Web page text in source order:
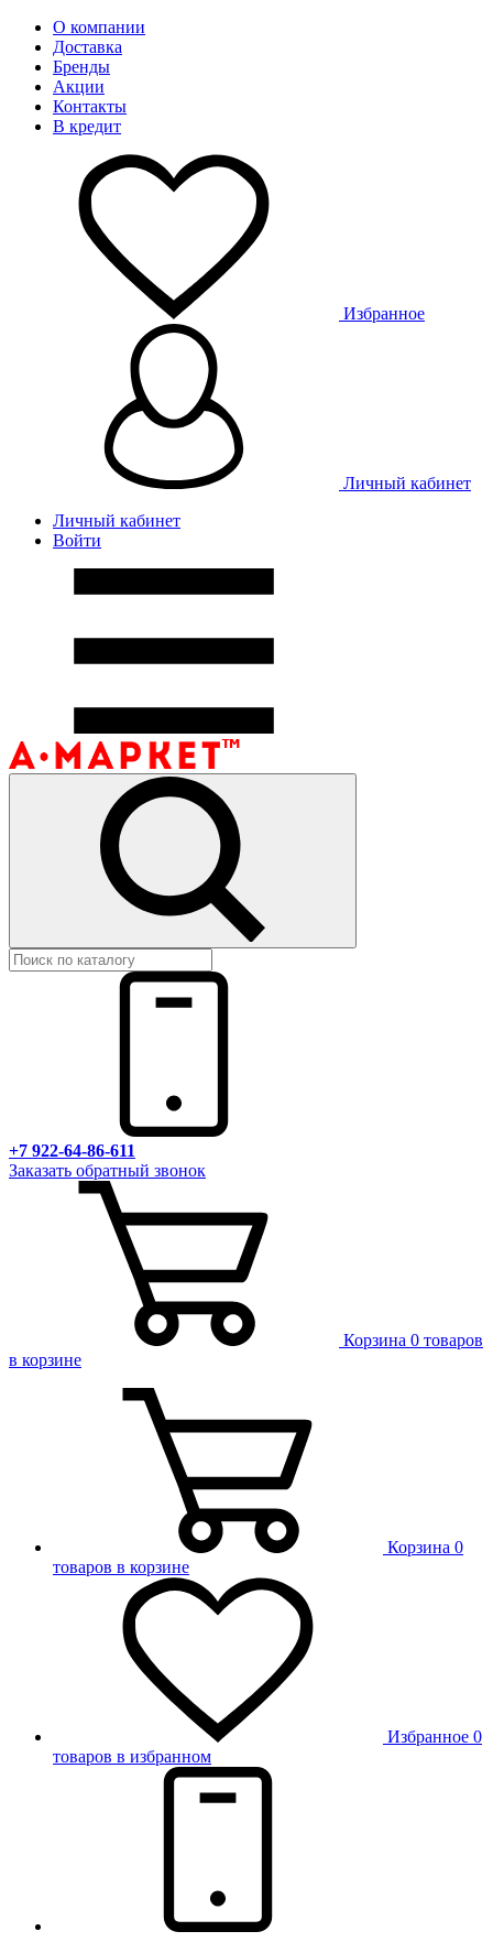
О компании
Доставка
Бренды
Акции
Контакты
В кредит
Избранное
Личный кабинет
Личный кабинет
Войти
+7 922-64-86-611
Заказать обратный звонок
Корзина 0 товаров
в корзине
Корзина 0
товаров в корзине
Избранное 0
товаров в избранном